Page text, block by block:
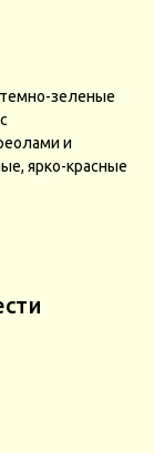
зеленые
и
ярко-красные